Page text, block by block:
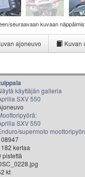
seuraavaan kuvaan
ajoneuvo Kuvan
käyttäjän galleria
SXV 550
SXV 550
supermoto
kertaa
pistettä
kt